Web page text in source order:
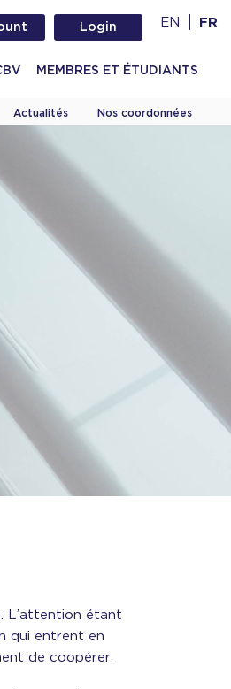
Login EN FR
MEMBRES ET ÉTUDIANTS
Actualités Nos coordonnées
L’attention étant
qui entrent en
de coopérer.